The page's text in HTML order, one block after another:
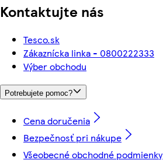
Kontaktujte nás
Tesco.sk
Zákaznícka linka - 0800222333
Výber obchodu
Potrebujete pomoc?
Cena doručenia
Bezpečnosť pri nákupe
Všeobecné obchodné podmienky